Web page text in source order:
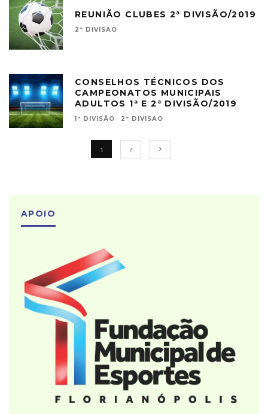
REUNIÃO CLUBES 2ª DIVISÃO/2019
2ª DIVISAO
CONSELHOS TÉCNICOS DOS
CAMPEONATOS MUNICIPAIS
ADULTOS 1ª E 2ª DIVISÃO/2019
1ª DIVISÃO 2ª DIVISAO
1 2
APOIO